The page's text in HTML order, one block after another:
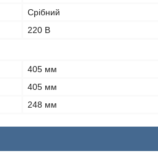
Срібний
220 В
405 мм
405 мм
248 мм